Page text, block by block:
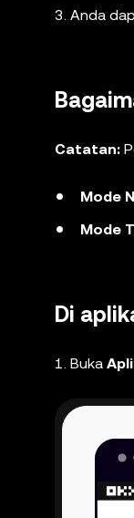
3. Anda
Catatan:
Mode
Mode
Di
1. Buka